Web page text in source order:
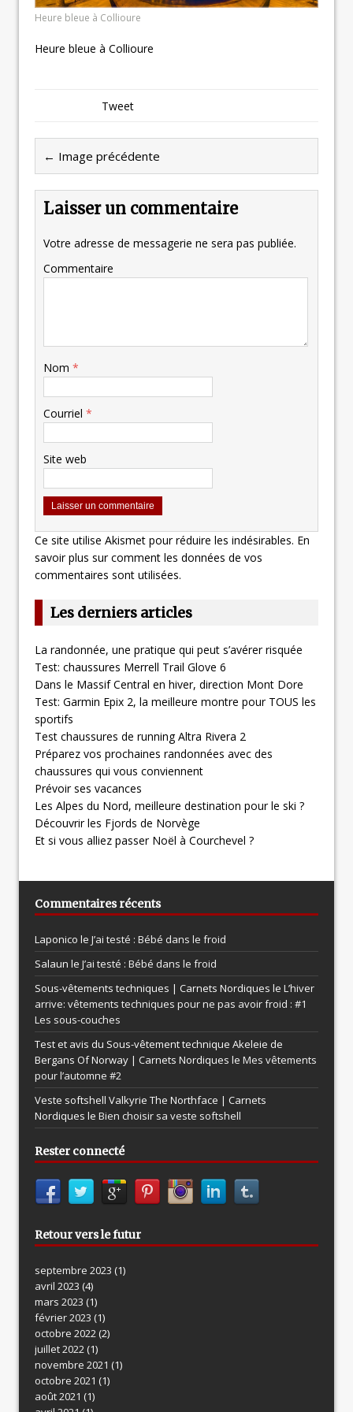
Heure bleue à Collioure
Heure bleue à Collioure
Tweet
← Image précédente
Laisser un commentaire
Votre adresse de messagerie ne sera pas publiée.
Commentaire
Nom *
Courriel *
Site web
Ce site utilise Akismet pour réduire les indésirables. En
savoir plus sur comment les données de vos
commentaires sont utilisées.
Les derniers articles
La randonnée, une pratique qui peut s’avérer risquée
Test: chaussures Merrell Trail Glove 6
Dans le Massif Central en hiver, direction Mont Dore
Test: Garmin Epix 2, la meilleure montre pour TOUS les
sportifs
Test chaussures de running Altra Rivera 2
Préparez vos prochaines randonnées avec des
chaussures qui vous conviennent
Prévoir ses vacances
Les Alpes du Nord, meilleure destination pour le ski ?
Découvrir les Fjords de Norvège
Et si vous alliez passer Noël à Courchevel ?
Commentaires récents
Laponico le J’ai testé : Bébé dans le froid
Salaun le J’ai testé : Bébé dans le froid
Sous-vêtements techniques | Carnets Nordiques le L’hiver
arrive: vêtements techniques pour ne pas avoir froid : #1
Les sous-couches
Test et avis du Sous-vêtement technique Akeleie de
Bergans Of Norway | Carnets Nordiques le Mes vêtements
pour l’automne #2
Veste softshell Valkyrie The Northface | Carnets
Nordiques le Bien choisir sa veste softshell
Rester connecté
Retour vers le futur
septembre 2023 (1)
avril 2023 (4)
mars 2023 (1)
février 2023 (1)
octobre 2022(2)
juillet 2022(1)
novembre 2021 (1)
octobre 2021 (1)
août 2021 (1)